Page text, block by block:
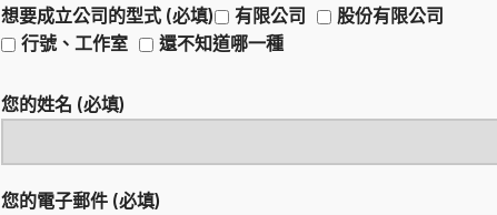
想要成立公司的型式 (必填)
有限公司
股份有限公司
行號、工作室
還不知道哪一種
您的姓名 (必填)
您的電子郵件 (必填)